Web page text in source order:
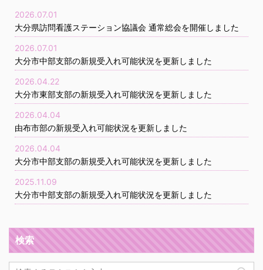
2026.07.01
大分県訪問看護ステーション協議会 通常総会を開催しました
2026.07.01
大分市中部支部の新規受入れ可能状況を更新しました
2026.04.22
大分市東部支部の新規受入れ可能状況を更新しました
2026.04.04
由布市部の新規受入れ可能状況を更新しました
2026.04.04
大分市中部支部の新規受入れ可能状況を更新しました
2025.11.09
大分市中部支部の新規受入れ可能状況を更新しました
検索